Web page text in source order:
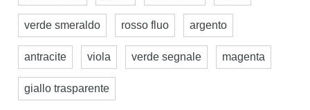
verde smeraldo rosso fluo argento
antracite viola verde segnale magenta
giallo trasparente